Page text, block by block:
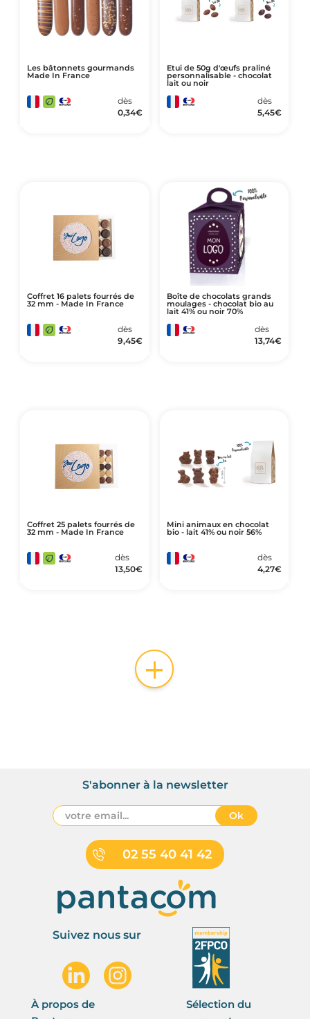
Les bâtonnets gourmands
Made In France
dès
0,34€
Etui de 50g d'œufs praliné
personnalisable - chocolat
lait ou noir
dès
5,45€
Coffret 16 palets fourrés de
32 mm - Made In France
dès
9,45€
Boîte de chocolats grands
moulages - chocolat bio au
lait 41% ou noir 70%
dès
13,74€
Coffret 25 palets fourrés de
32 mm - Made In France
dès
13,50€
Mini animaux en chocolat
bio - lait 41% ou noir 56%
dès
4,27€
+
02 55 40 41 42
S'abonner à la newsletter
Ok
Suivez nous sur
À propos de
Sélection du